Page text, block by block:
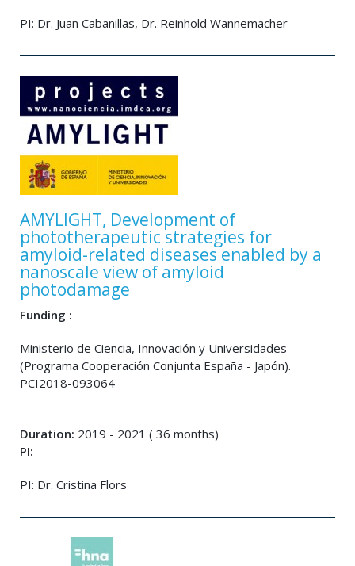
PI: Dr. Juan Cabanillas, Dr. Reinhold Wannemacher
AMYLIGHT, Development of
phototherapeutic strategies for
amyloid-related diseases enabled by a
nanoscale view of amyloid
photodamage
Funding :
Ministerio de Ciencia, Innovación y Universidades
(Programa Cooperación Conjunta España - Japón).
PCI2018-093064
Duration: 2019 - 2021 ( 36 months)
PI:
PI: Dr. Cristina Flors